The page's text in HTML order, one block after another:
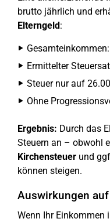
brutto jährlich und
Elterngeld:
Ermittelter
Steuer nur auf
Ohne
Ergebnis: Durch das
Steuern an – obwohl
Kirchensteuer und
können steigen.
Auswirkungen
Wenn Ihr Einkommen